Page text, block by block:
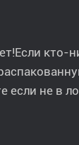
кто-
если не в